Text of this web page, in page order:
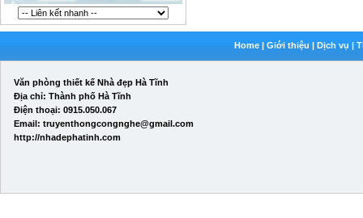
Home| Giới thiệu | Dịch vụ |
Văn phòng thiết kế Nhà đẹp Hà Tĩnh
Địa chỉ: Thành phố Hà Tĩnh
Điện thoại: 0915.050.067
Email: truyenthongcongnghe@gmail.com
http://nhadephatinh.com